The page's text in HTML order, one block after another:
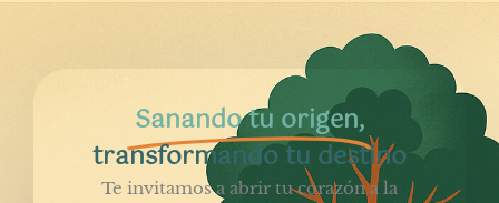
Sanando tu origen,
transformando tu destino
Te invitamos a abrir tu corazón a la